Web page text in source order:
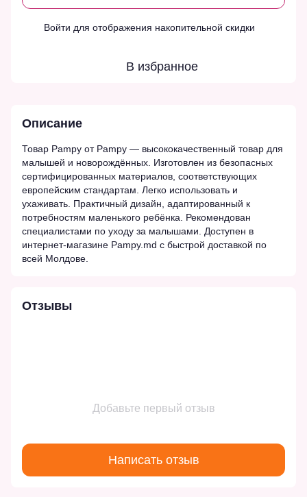
Войти для отображения накопительной скидки
В избранное
Описание
Товар Pampy от Pampy — высококачественный товар для
малышей и новорождённых. Изготовлен из безопасных
сертифицированных материалов, соответствующих
европейским стандартам. Легко использовать и
ухаживать. Практичный дизайн, адаптированный к
потребностям маленького ребёнка. Рекомендован
специалистами по уходу за малышами. Доступен в
интернет-магазине Pampy.md с быстрой доставкой по
всей Молдове.
Отзывы
Добавьте первый отзыв
Написать отзыв